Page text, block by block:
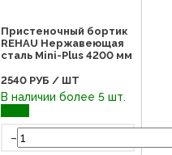
Пристеночный бортик
REHAU Нержавеющая
сталь Mini-Plus 4200 мм
2540 РУБ / ШТ
В наличии более 5 шт.
-